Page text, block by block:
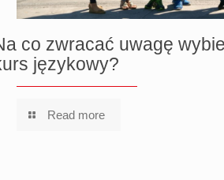
co zwracać uwagę
językowy?
Read more